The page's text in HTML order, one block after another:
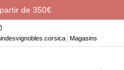
de 350€
Magasins